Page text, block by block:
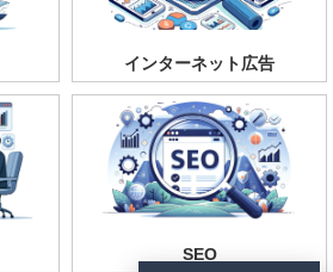
インターネット広告
SEO